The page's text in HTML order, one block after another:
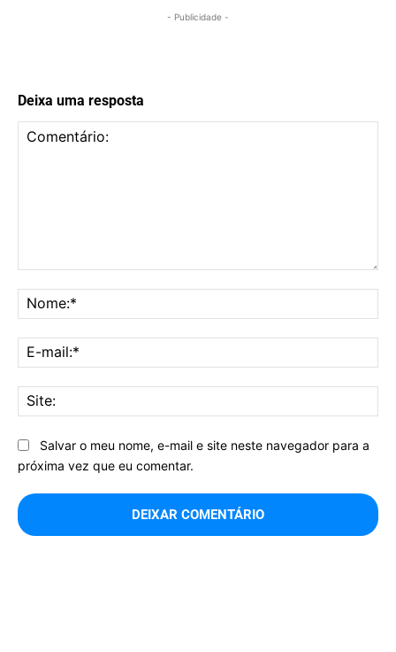
- Publicidade -
Deixa uma resposta
Salvar o meu nome, e-mail e site neste navegador para a
próxima vez que eu comentar.